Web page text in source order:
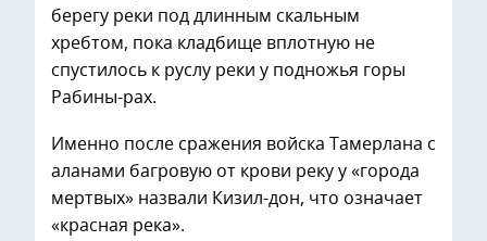
берегу реки под длинным скальным
хребтом, пока кладбище вплотную не
спустилось к руслу реки у подножья горы
Рабины-рах.
Именно после сражения войска Тамерлана с
аланами багровую от крови реку у «города
мертвых» назвали Кизил-дон, что означает
«красная река».